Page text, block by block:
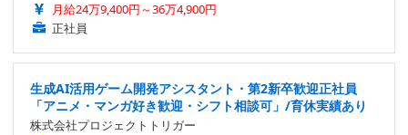
月給24万9,400円～36万4,900円
正社員
生成AI活用ゲーム開発アシスタント・第2新卒歓迎正社員
「アニメ・マンガ好き歓迎・シフト相談可」/育休実績あり
株式会社プロジェクトトリガー